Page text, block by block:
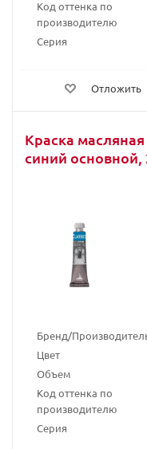
Код оттенка по
производителю
Серия
Отложить
Краска
синий основной,
Бренд/
Цвет
Объем
Код оттенка по
производителю
Серия